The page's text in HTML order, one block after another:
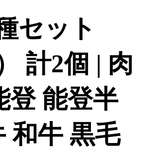
セット
計2個 | 肉
登 能登半
和牛 黒毛